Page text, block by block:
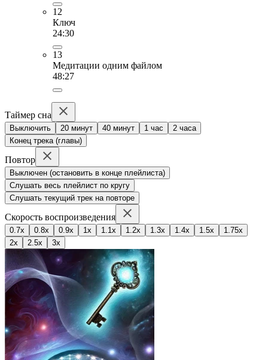
12
Ключ
24:30
13
Медитации одним файлом
48:27
Таймер сна
Выключить 20 минут 40 минут 1 час
2 часа
Конец трека (главы)
Повтор
Выключен (остановить в конце плейлиста)
Слушать весь плейлист по кругу
Слушать текущий трек на повторе
Скорость воспроизведения
0.7x 0.8x 0.9x 1x 1.1x 1.2x 1.3x 1.4x 1.5x
1.75x
2x
2.5x 3x